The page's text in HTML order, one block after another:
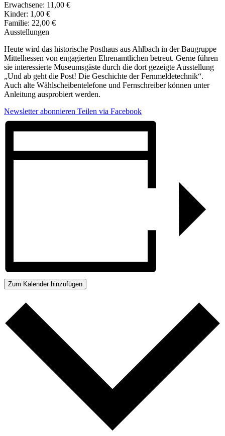
Erwachsene: 11,00 €
Kinder: 1,00 €
Familie: 22,00 €
Ausstellungen
Heute wird das historische Posthaus aus Ahlbach in der Baugruppe
Mittelhessen von engagierten Ehrenamtlichen betreut. Gerne führen
sie interessierte Museumsgäste durch die dort gezeigte Ausstellung
„Und ab geht die Post! Die Geschichte der Fernmeldetechnik“.
Auch alte Wählscheibentelefone und Fernschreiber können unter
Anleitung ausprobiert werden.
Newsletter abonnieren Teilen via Facebook
Zum Kalender hinzufügen